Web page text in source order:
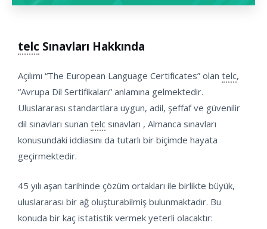
telc Sınavları Hakkında
Açılımı “The European Language Certificates” olan telc,
“Avrupa Dil Sertifikaları” anlamına gelmektedir.
Uluslararası standartlara uygun, adil, şeffaf ve güvenilir
dil sınavları sunan telc sınavları , Almanca sınavları
konusundaki iddiasını da tutarlı bir biçimde hayata
geçirmektedir.
45 yılı aşan tarihinde çözüm ortakları ile birlikte büyük,
uluslararası bir ağ oluşturabilmiş bulunmaktadır. Bu
konuda bir kaç istatistik vermek yeterli olacaktır: